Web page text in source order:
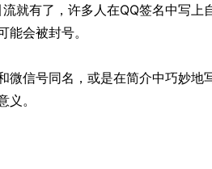
就有了，许多人在QQ签名中写
会被封号。
微信号同名，或是在简介中巧妙
。